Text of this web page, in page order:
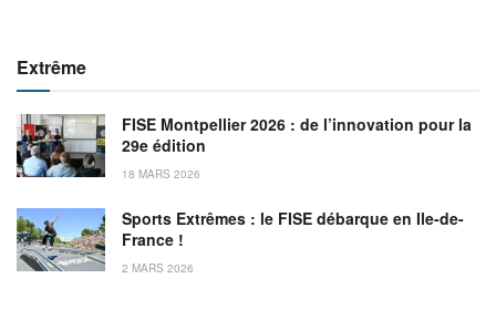
Extrême
FISE Montpellier 2026 : de l’innovation pour la
29e édition
18 MARS 2026
Sports Extrêmes : le FISE débarque en Ile-de-
France !
2 MARS 2026